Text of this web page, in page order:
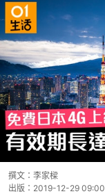
撰文： 李家樑
出版： 2019-12-29 09:00